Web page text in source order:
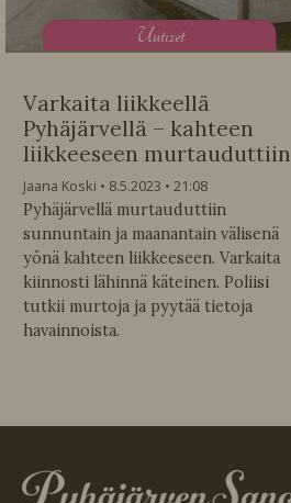
Uutiset
Varkaita liikkeellä
Pyhäjärvellä – kahteen
liikkeeseen murtauduttiin
Jaana Koski 8.5.2023
21:08
Pyhäjärvellä murtauduttiin
sunnuntain ja maanantain välisenä
yönä kahteen liikkeeseen. Varkaita
kiinnosti lähinnä käteinen. Poliisi
tutkii murtoja ja pyytää tietoja
havainnoista.